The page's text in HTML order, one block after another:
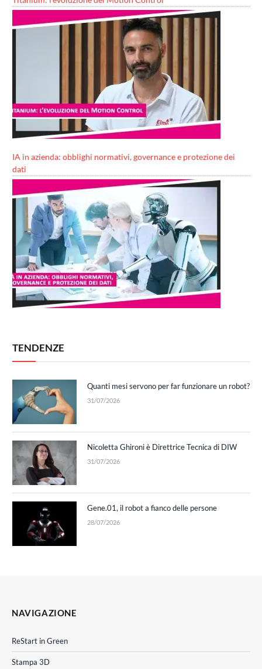
IA in azienda: obblighi normativi, governance e protezione dei
dati
TENDENZE
Quanti mesi servono per far funzionare un robot?
31/07/2026
Nicoletta Ghironi è Direttrice Tecnica di DIW
31/07/2026
Gene.01, il robot a fianco delle persone
28/07/2026
NAVIGAZIONE
ReStart in Green
Stampa 3D